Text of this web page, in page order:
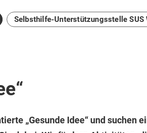
Selbsthilfe-Unterstützungsstelle SUS
„Gesunde Idee“ und suchen